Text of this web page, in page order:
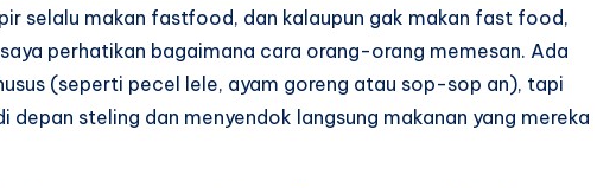
selalu makan fastfood, dan kalaupun gak makan fast food,
perhatikan bagaimana cara orang-orang memesan. Ada
(seperti pecel lele, ayam goreng atau sop-sop an), tapi
depan steling dan menyendok langsung makanan yang mereka